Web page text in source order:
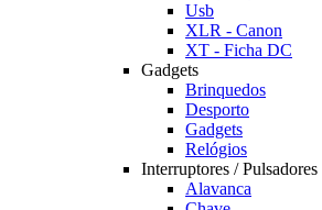
Usb
XLR - Canon
XT - Ficha DC
Gadgets
Brinquedos
Desporto
Gadgets
Relógios
Interruptores / Pulsadores
Alavanca